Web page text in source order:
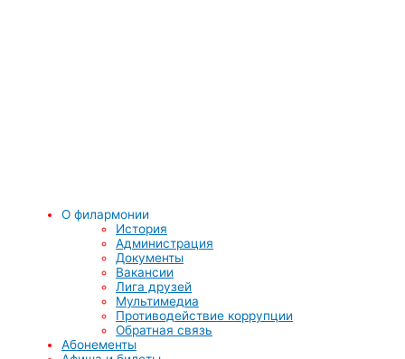
О филармонии
История
Администрация
Документы
Вакансии
Лига друзей
Мультимедиа
Противодействие коррупции
Обратная связь
Абонементы